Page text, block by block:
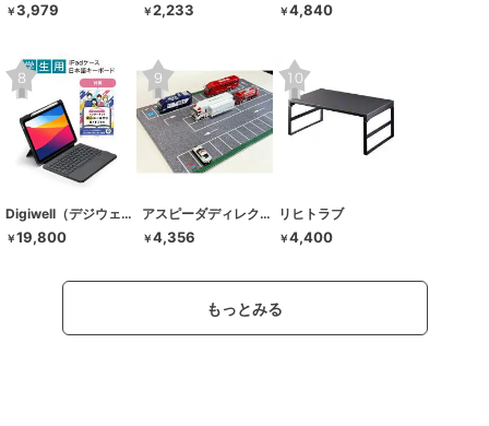
￥3,979 ￥2,233 ￥4,840
Digiwell（デジウェル）
￥19,800
アスピーダディレクション
￥4,356
リヒトラブ
￥4,400
もっとみる